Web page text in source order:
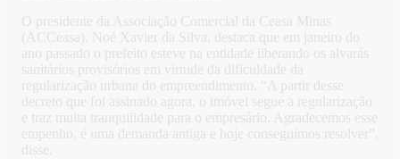
O presidente da Associação Comercial da Ceasa Minas
(ACCeasa), Noé Xavier da Silva, destaca que em janeiro do
ano passado o prefeito esteve na entidade liberando os alvarás
sanitários provisórios em virtude da dificuldade da
regularização urbana do empreendimento. “A partir desse
decreto que foi assinado agora, o imóvel segue a regularização
e traz muita tranquilidade para o empresário. Agradecemos esse
empenho, é uma demanda antiga e hoje conseguimos resolver”,
disse.